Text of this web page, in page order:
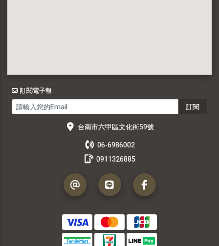
訂閱電子報
訂閱
台南市六甲區文化街59號
06-6986002
0911326885